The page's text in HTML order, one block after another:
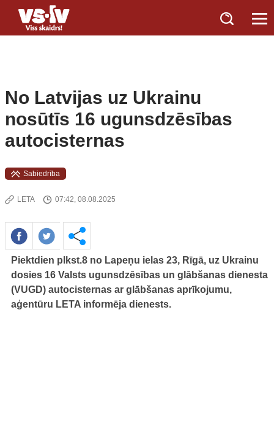
No Latvijas uz Ukrainu
nosūtīs 16 ugunsdzēsības
autocisternas
Sabiedrība
LETA 07:42, 08.08.2025
Piektdien plkst.8 no Lapeņu ielas 23, Rīgā, uz Ukrainu
dosies 16 Valsts ugunsdzēsības un glābšanas dienesta
(VUGD) autocisternas ar glābšanas aprīkojumu,
aģentūru LETA informēja dienests.